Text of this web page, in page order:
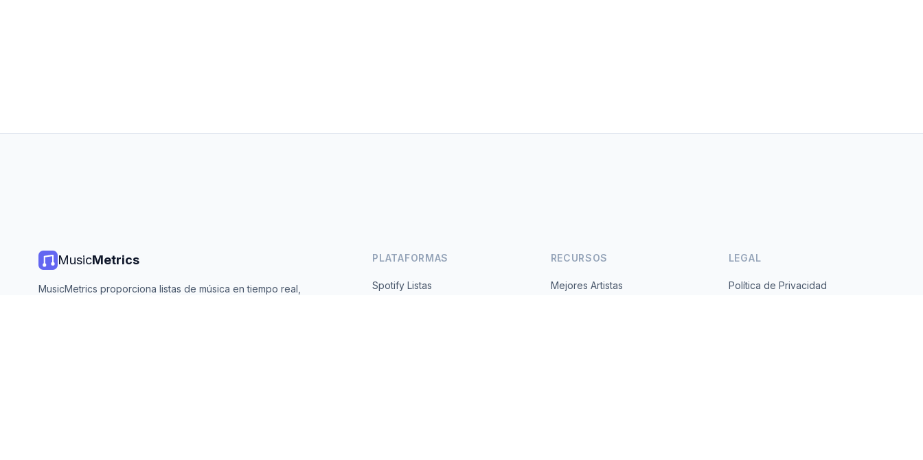
MusicMetrics
MusicMetrics proporciona listas de música en tiempo real,
PLATAFORMAS
Spotify Listas
RECURSOS
Mejores Artistas
LEGAL
Política de Privacidad